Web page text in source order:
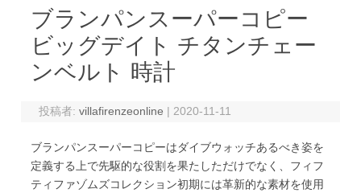
ブランパンスーパーコピー
ビッグデイト チタンチェー
ンベルト 時計
投稿者:villafirenzeonline | 2020-11-11
ブランパンスーパーコピーはダイブウォッチあるべき姿を
定義する上で先駆的な役割を果たしただけでなく、フィフ
ティファゾムズコレクション初期には革新的な素材を使用